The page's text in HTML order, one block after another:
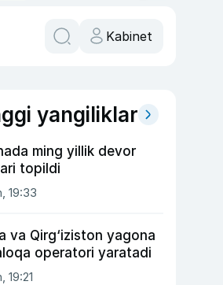
Kabinet
yangiliklar
ming yillik devor
topildi
19:33
va Qirg‘iziston yagona
operatori yaratadi
19:21